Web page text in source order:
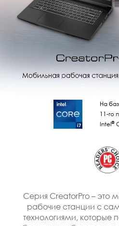
На
11-го
Intel®
Серия CreatorPro –
рабочие станции с
технологиями, которые